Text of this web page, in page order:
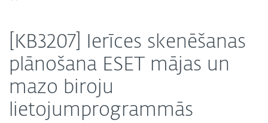
[KB3207] Ierīces skenēšanas
plānošana ESET mājas un
mazo biroju
lietojumprogrammās